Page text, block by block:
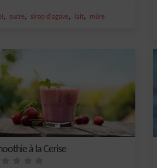
, sucre, sirop d'agave, lait, mûre
à la Cerise